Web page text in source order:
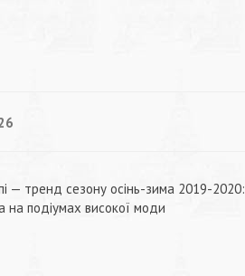
— тренд сезону осінь-зима 2019-2020:
на подіумах високої моди